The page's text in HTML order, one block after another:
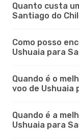
Quanto custa
Santiago do
Como posso
Ushuaia para
Quando é o
voo de Ushuaia
Quando é a
Ushuaia para